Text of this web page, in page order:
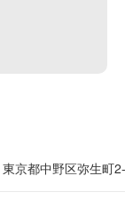
東京都中野区弥生町